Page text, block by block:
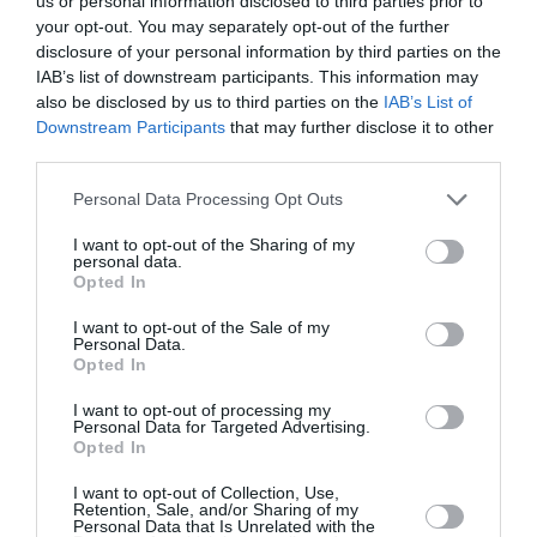
your opt-out. You may separately opt-out of the further
disclosure of your personal information by third parties on the
IAB’s list of downstream participants. This information may
also be disclosed by us to third parties on the IAB’s List of
Downstream Participants that may further disclose it to other
Personal Data Processing Opt Outs
I want to opt-out of the Sharing of my
personal data.
Opted In
I want to opt-out of the Sale of my
Personal Data.
Opted In
I want to opt-out of processing my
Personal Data for Targeted Advertising.
Opted In
I want to opt-out of Collection, Use,
Retention, Sale, and/or Sharing of my
Personal Data that Is Unrelated with the
ΠΑΙΔΙ / ΝΕΑ
O κύριος
Βρομύλος, του
Ντέιβιντ
Ουάλιαμς σε
Δημήτρη Δεγαΐτη
στο Φεστιβάλ
στο Πάρκο 2026
ΦΕΣΤΙΒΑΛ / ΝΕΑ
55ο Φεστιβάλ
Ολύμπου 2026: Το
πρόγραμμα για
Αύγουστο και